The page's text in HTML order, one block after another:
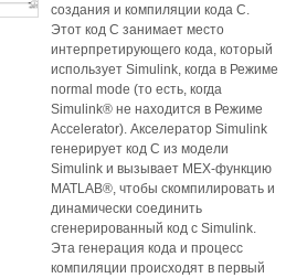
создания и компиляции кода С.
Этот код С занимает место
интерпретирующего кода, который
использует Simulink, когда в Режиме
normal mode (то есть, когда
Simulink® не находится в Режиме
Accelerator). Акселератор Simulink
генерирует код С из модели
Simulink и вызывает MEX-функцию
MATLAB®, чтобы скомпилировать и
динамически соединить
сгенерированный код с Simulink.
Эта генерация кода и процесс
компиляции происходят в первый